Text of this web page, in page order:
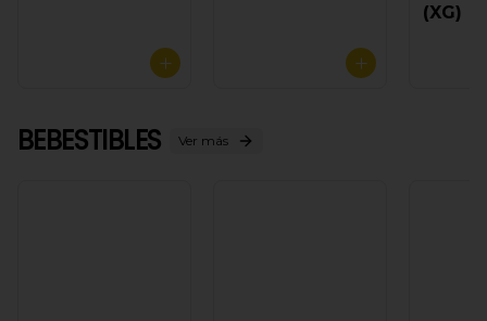
(XG)
BEBESTIBLES Ver más